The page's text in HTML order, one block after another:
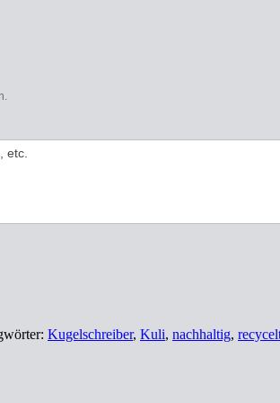
Kugelschreiber, Kuli, nachhaltig,